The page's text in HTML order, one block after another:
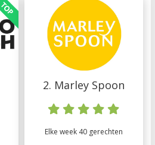
2. Marley Spoon
Elke week 40 gerechten